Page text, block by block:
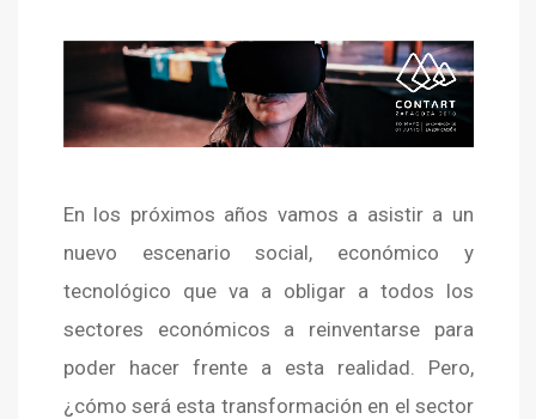
En los próximos años vamos a asistir a un
nuevo escenario social, económico y
tecnológico que va a obligar a todos los
sectores económicos a reinventarse para
poder hacer frente a esta realidad. Pero,
¿cómo será esta transformación en el sector